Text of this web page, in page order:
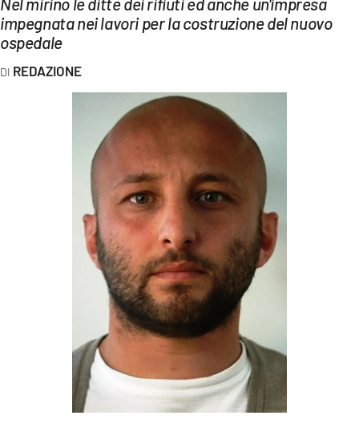
LAC NETWORK
LACONAIR.IT
LACITYMAG.IT
COSENZACHANNEL.IT
ILVIBONESE.IT
CATANZAROCHANNEL.IT
impegnata nei lavori per la costruzione del nuovo
ospedale
REDAZIONE